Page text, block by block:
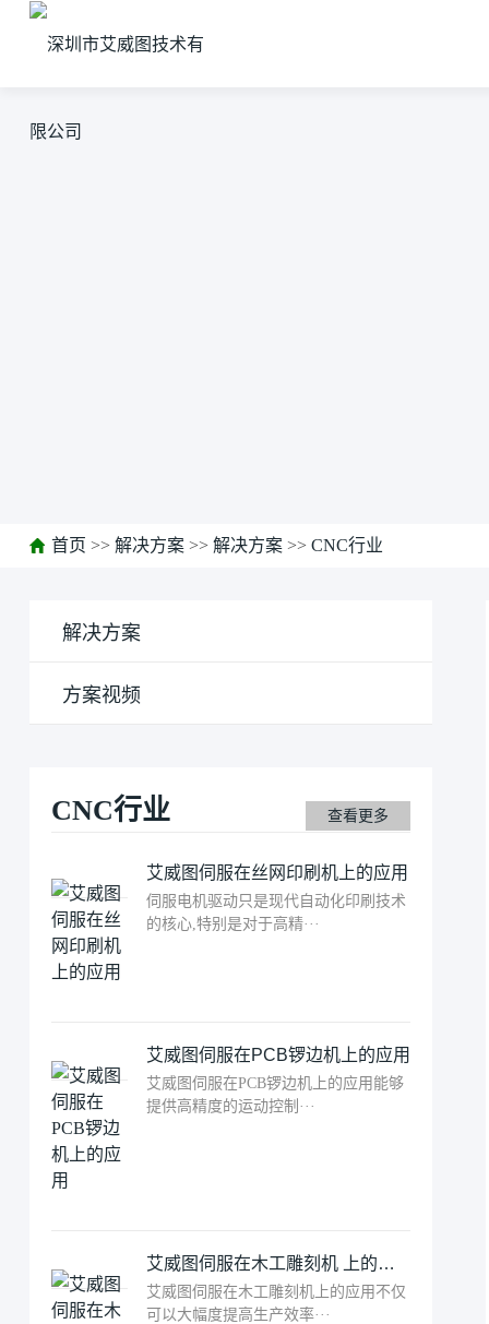
首页 >> 解决方案>> 解决方案>> CNC行业
解决方案
方案视频
CNC行业 查看更多
艾威图伺服在丝网印刷机上的应用
伺服电机驱动只是现代自动化印刷技术
的核心,特别是对于高精···
艾威图伺服在PCB锣边机上的应用
艾威图伺服在PCB锣边机上的应用能够
提供高精度的运动控制···
艾威图伺服在木工雕刻机 上的应用
艾威图伺服在木工雕刻机上的应用不仅
可以大幅度提高生产效率···